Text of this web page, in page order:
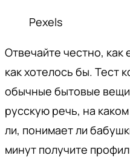
Pexels
Отвечайте честно, как
как хотелось бы. Тест
обычные бытовые
русскую речь, на
ли, понимает ли
минут получите